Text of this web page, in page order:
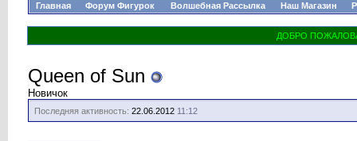
Главная Форум Фигурок Волшебная Рассылка Наш Магазин
Queen of Sun
Новичок
Последняя активность: 22.06.2012 11:12